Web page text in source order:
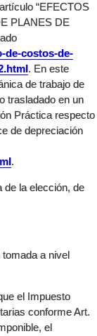
“EFECTOS
PLANES DE
de-costos-de-
. En este
de trabajo de
trasladado en un
Práctica respecto
de depreciación
.
de la elección, de
a nivel
el Impuesto
conforme Art.
el